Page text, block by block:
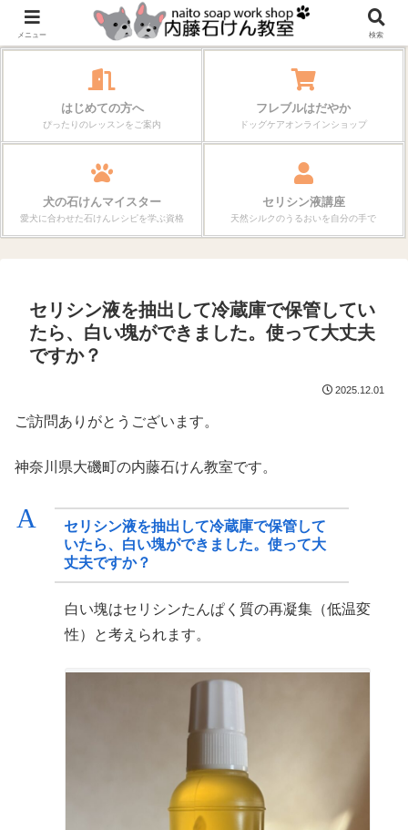
作る楽しさが、毎日の暮らしを変えていく。
はじめての方へ
ぴったりのレッスンをご案内
フレブルはだやか
ドッグケアオンラインショップ
犬の石けんマイスター
愛犬に合わせた石けんレシピを学ぶ資格
セリシン液講座
天然シルクのうるおいを自分の手で
セリシン液を抽出して冷蔵庫で保管してい
たら、白い塊ができました。使って大丈夫
ですか？
2025.12.01
ご訪問ありがとうございます。
神奈川県大磯町の内藤石けん教室です。
A
セリシン液を抽出して冷蔵庫で保管して
いたら、白い塊ができました。使って大
丈夫ですか？
白い塊はセリシンたんぱく質の再凝集（低温変
性）と考えられます。
メニュー 検索